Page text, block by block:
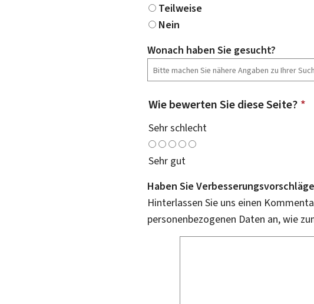
Teilweise
Nein
Wonach haben Sie gesucht?
Wie bewerten Sie diese Seite? *
Sehr schlecht
Sehr gut
Haben Sie
Hinterlassen Sie uns einen
personenbezogenen Daten an, wie